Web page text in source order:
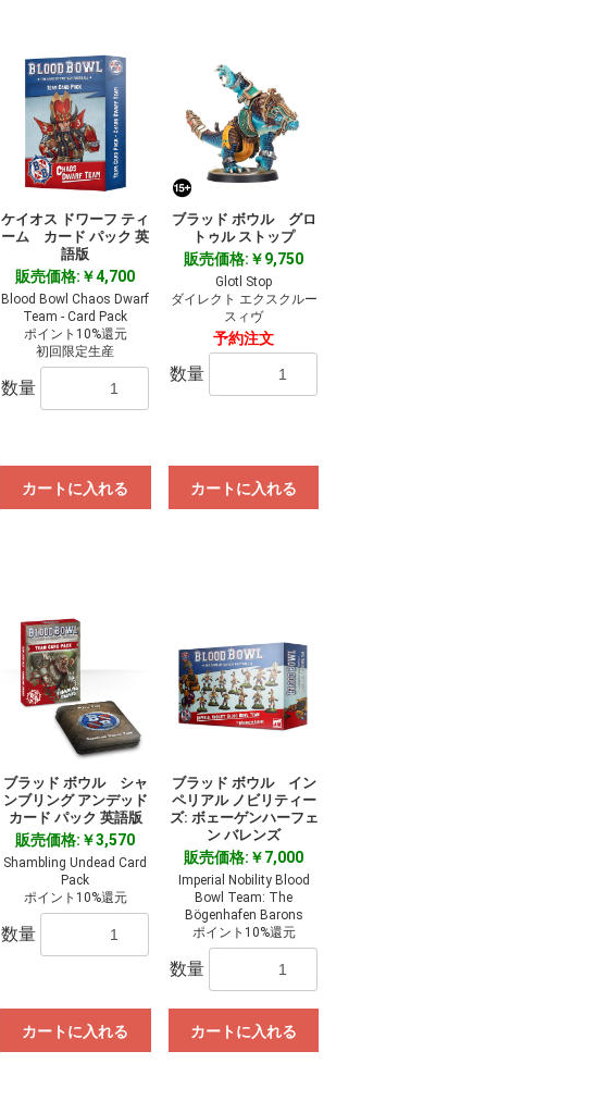
ケイオス ドワーフ ティ
ーム カード パック 英
語版
販売価格:￥4,700
Blood Bowl Chaos Dwarf
Team - Card Pack
ポイント10%還元
初回限定生産
数量
カートに入れる
ブラッド ボウル グロ
トゥル ストップ
販売価格:￥9,750
Glotl Stop
ダイレクト エクスクルー
スィヴ
予約注文
数量
カートに入れる
ブラッド ボウル シャ
ンブリング アンデッド
カード パック 英語版
販売価格:￥3,570
Shambling Undead Card
Pack
ポイント10%還元
数量
カートに入れる
ブラッド ボウル イン
ペリアル ノビリティー
ズ: ボェーゲンハーフェ
ン バレンズ
販売価格:￥7,000
Imperial Nobility Blood
Bowl Team: The
Bögenhafen Barons
ポイント10%還元
数量
カートに入れる